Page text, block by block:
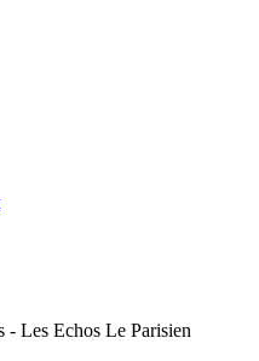
Les Echos Le Parisien